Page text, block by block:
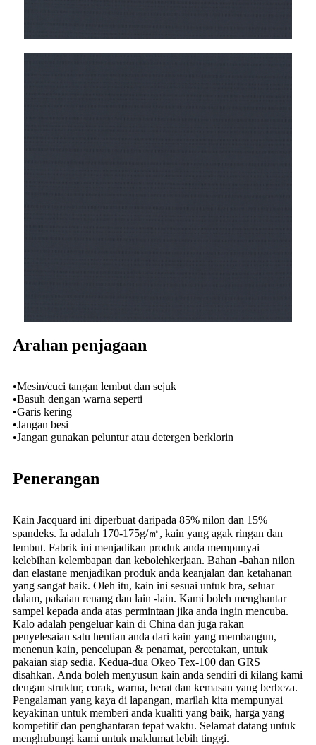
Arahan penjagaan
•Mesin/cuci tangan lembut dan sejuk
•Basuh dengan warna seperti
•Garis kering
•Jangan besi
•Jangan gunakan peluntur atau detergen berklorin
Penerangan
Kain Jacquard ini diperbuat daripada 85% nilon dan 15%
spandeks. Ia adalah 170-175g/㎡, kain yang agak ringan dan
lembut. Fabrik ini menjadikan produk anda mempunyai
kelebihan kelembapan dan kebolehkerjaan. Bahan -bahan nilon
dan elastane menjadikan produk anda keanjalan dan ketahanan
yang sangat baik. Oleh itu, kain ini sesuai untuk bra, seluar
dalam, pakaian renang dan lain -lain. Kami boleh menghantar
sampel kepada anda atas permintaan jika anda ingin mencuba.
Kalo adalah pengeluar kain di China dan juga rakan
penyelesaian satu hentian anda dari kain yang membangun,
menenun kain, pencelupan & penamat, percetakan, untuk
pakaian siap sedia. Kedua-dua Okeo Tex-100 dan GRS
disahkan. Anda boleh menyusun kain anda sendiri di kilang kami
dengan struktur, corak, warna, berat dan kemasan yang berbeza.
Pengalaman yang kaya di lapangan, marilah kita mempunyai
keyakinan untuk memberi anda kualiti yang baik, harga yang
kompetitif dan penghantaran tepat waktu. Selamat datang untuk
menghubungi kami untuk maklumat lebih tinggi.